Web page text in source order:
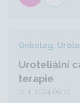
Onkolog,
Uroteliální
terapie
11. 1. 2024 09:37